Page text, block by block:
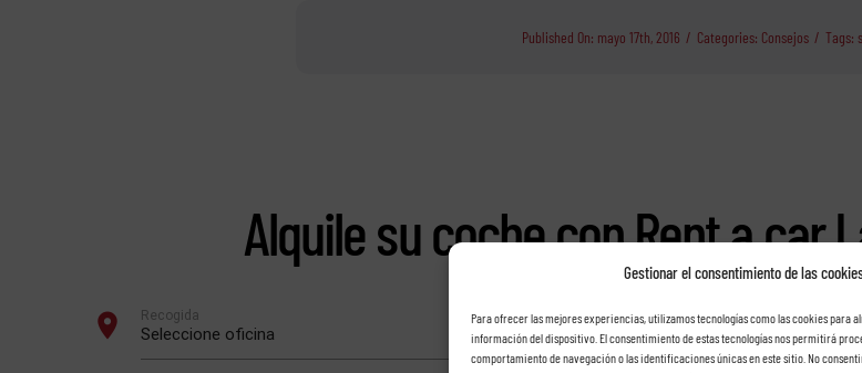
Gestionar el consentimiento de las
Para ofrecer las mejores experiencias, utilizamos tecnologías como las cookies para
información del dispositivo. El consentimiento de estas tecnologías nos permitirá
comportamiento de navegación o las identificaciones únicas en este sitio. No
Published On: mayo 17th, 2016 / Categories: Consejos / Tags:
Alquile su coche con Rent a car